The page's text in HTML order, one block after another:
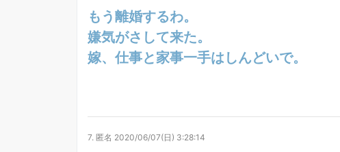
もう離婚するわ。
嫌気がさして来た。
嫁、仕事と家事一手はしんどいで。
7. 匿名 2020/06/07(日) 3:28:14